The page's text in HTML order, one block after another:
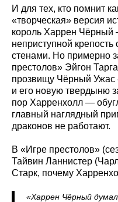
И для тех, кто помнит
«творческая» версия
король Харрен Чёрный
неприступной
стенами. Но примерно
престолов» Эйгон
прозвищу Чёрный Ужас
и его новую твердыню
пор Харренхолл —
главный наглядный
драконов не работают.
В «Игре престолов»
Тайвин Ланнистер
Старк, почему
«Харрен Чёрный